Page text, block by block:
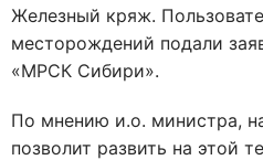
Железный кряж.
месторождений подали
«МРСК Сибири».
По мнению и.о. министра,
позволит развить на этой